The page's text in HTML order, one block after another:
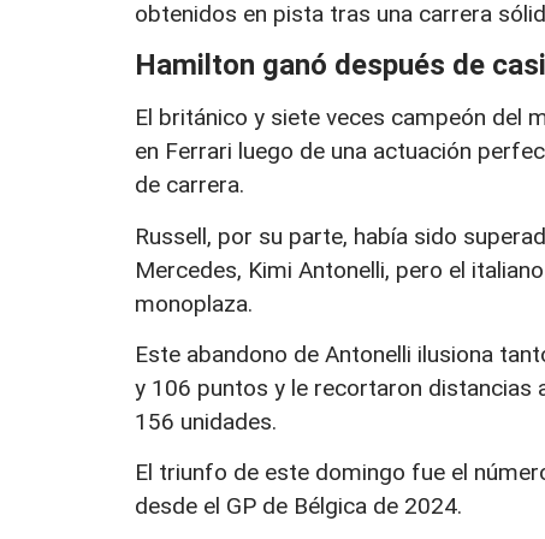
obtenidos en pista tras una carrera
Hamilton ganó después de
El británico y siete veces campeón del
en Ferrari luego de una actuación
de carrera.
Russell, por su parte, había sido
Mercedes, Kimi Antonelli, pero el
monoplaza.
Este abandono de Antonelli ilusiona
y 106 puntos y le recortaron distancias
156 unidades.
El triunfo de este domingo fue el
desde el GP de Bélgica de 2024.